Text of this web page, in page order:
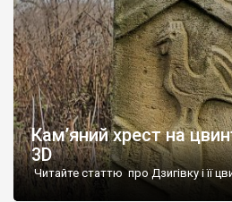
Кам’яний хрест на
3D
Читайте статтю про Дзигівку і її